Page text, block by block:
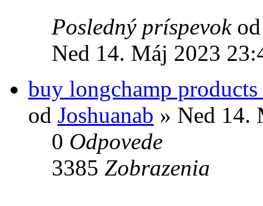
Posledný príspevok
Ned 14. Máj 2023
buy longchamp
od Joshuanab » Ned 14.
0 Odpovede
3385 Zobrazenia